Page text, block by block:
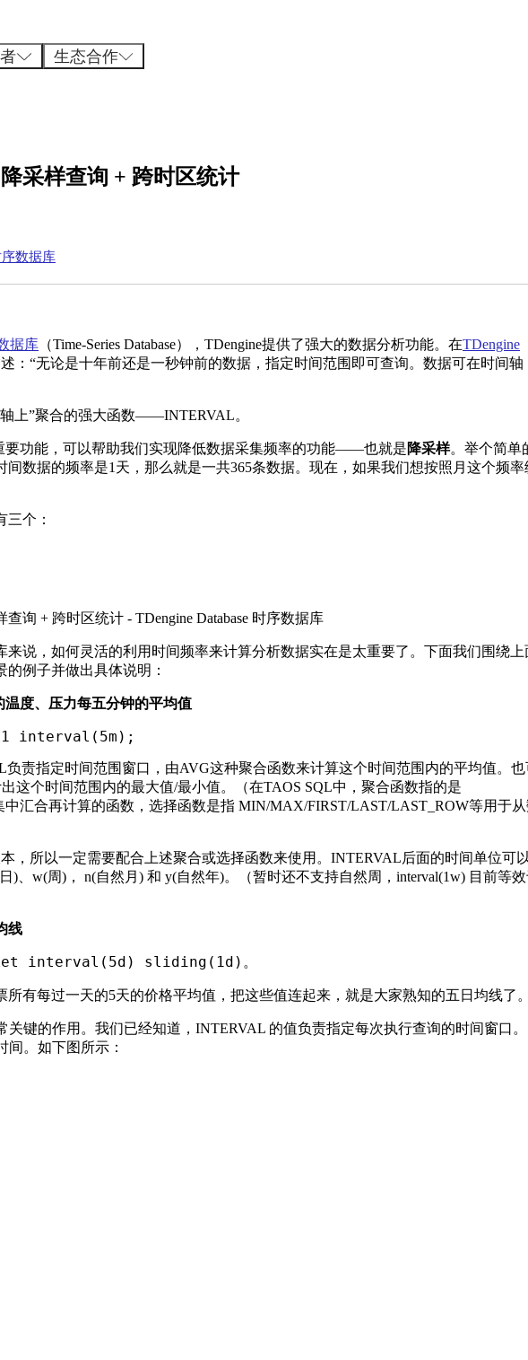
生态合作
采样查询 + 跨时区统计
数据库
据库 （Time-Series Database），TDengine提供了强大的数据分析功能。在TDengine
：“无论是十年前还是一秒钟前的数据，指定时间范围即可查询。数据可在时间轴
上”聚合的强大函数——INTERVAL。
要功能，可以帮助我们实现降低数据采集频率的功能——也就是降采样。举个简单
数据的频率是1天，那么就是一共365条数据。现在，如果我们想按照月这个频率
个：
来说，如何灵活的利用时间频率来计算分析数据实在是太重要了。下面我们围绕上
例子并做出具体说明：
度、压力每五分钟的平均值
interval(5m);
责指定时间范围窗口，由AVG这种聚合函数来计算这个时间范围内的平均值。
这个时间范围内的最大值/最小值。（在TAOS SQL中，聚合函数指的是
汇合再计算的函数，选择函数是指 MIN/MAX/FIRST/LAST/LAST_ROW等用于
，所以一定需要配合上述聚合或选择函数来使用。INTERVAL后面的时间单位可
)、w(周)， n(自然月) 和 y(自然年)。（暂时还不支持自然周，interval(1w) 目前等
线
interval(5d) sliding(1d)。
所有每过一天的5天的价格平均值，把这些值连起来，就是大家熟知的五日均线了
键的作用。我们已经知道，INTERVAL 的值负责指定每次执行查询的时间窗口。
。如下图所示：